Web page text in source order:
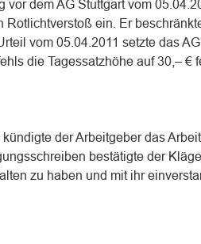
vor dem AG Stuttgart vom
ein. Er
vom 05.04.2011 setzte das
die Tagessatzhöhe auf 30,– €
der Arbeitgeber das
bestätigte der
zu haben und mit ihr